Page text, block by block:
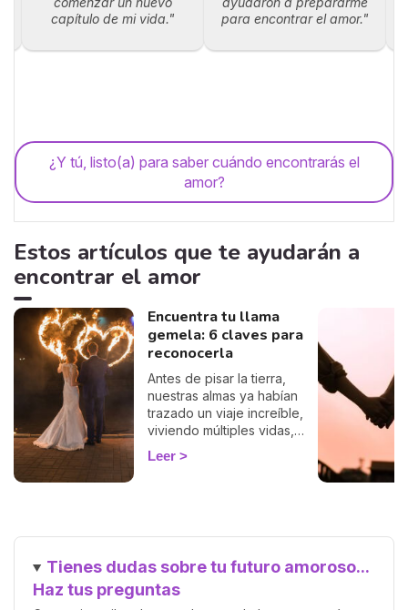
capítulo de mi vida."
para encontrar el amor."
¿Y tú, listo(a) para saber cuándo encontrarás el
amor?
Estos artículos que te ayudarán a
encontrar el amor
Encuentra tu llama
gemela: 6 claves para
reconocerla
Antes de pisar la tierra,
nuestras almas ya habían
trazado un viaje increíble,
viviendo múltiples vidas,
acumulando sabiduría y
preparándose para el
profunda y única promete
crecimiento y comprensión
mutua. Pero, ¿cómo saber
Leer
Tienes dudas sobre tu futuro amoroso...
Haz tus preguntas